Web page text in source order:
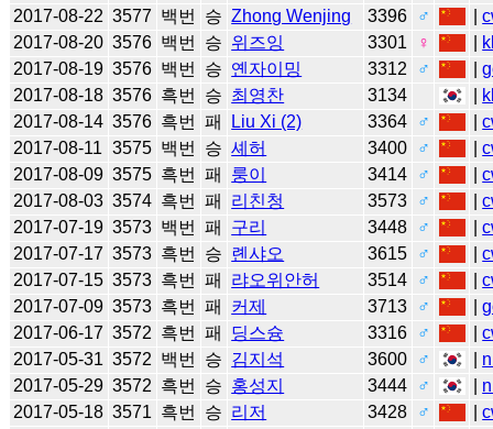
2017-08-22 3577 백번 승 Zhong Wenjing 3396 ♂ |
2017-08-20 3576 백번 승 위즈잉 3301 ♀
2017-08-19 3576 백번 승 옌자이밍 3312 ♂ |
2017-08-18 3576 흑번 승 최영찬 3134
2017-08-14 3576 흑번 패 Liu Xi (2) 3364 ♂ |
2017-08-11 3575 백번 승 셰허 3400 ♂ |
2017-08-09 3575 흑번 패 룽이 3414 ♂ |
2017-08-03 3574 흑번 패 리친청 3573 ♂ |
2017-07-19 3573 백번 패 구리 3448 ♂ |
2017-07-17 3573 흑번 승 롄샤오 3615 ♂ |
2017-07-15 3573 흑번 패 랴오위안허 3514 ♂ |
2017-07-09 3573 흑번 패 커제 3713 ♂ |
2017-06-17 3572 흑번 패 딩스슝 3316 ♂ |
2017-05-31 3572 백번 승 김지석 3600 ♂
2017-05-29 3572 흑번 승 홍성지 3444 ♂
2017-05-18 3571 흑번 승 리저 3428 ♂ |